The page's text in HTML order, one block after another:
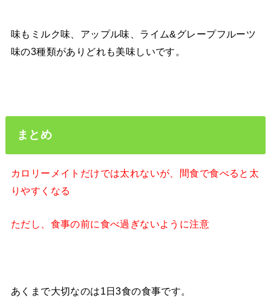
味もミルク味、アップル味、ライム&グレープフルーツ
味の3種類がありどれも美味しいです。
まとめ
カロリーメイトだけでは太れないが、間食で食べると太
りやすくなる
ただし、食事の前に食べ過ぎないように注意
あくまで大切なのは1日3食の食事です。